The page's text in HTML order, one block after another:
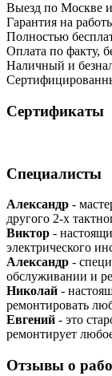
Выезд по Москве
Гарантия на
Полностью
Оплата по факту,
Наличный и
Сертификаты
Специалисты
Александр -
другого 2-х
Виктор -
электрического
Александр -
обслуживании и
Николай -
ремонтировать
Евгений - это
ремонтирует
Отзывы о